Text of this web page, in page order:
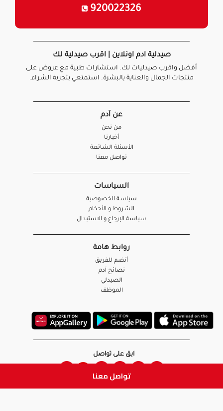
تواصل معنا
920022326
صيدلية ادم اونلاين | اقرب صيدلية لك
أفضل واقرب صيدليات لك. استشارات طبية مع عروض على
منتجات الجمال والعناية بالبشرة. استمتعي بتجربة الشراء.
عن آدم
من نحن
أخبارنا
الأسئلة الشائعة
تواصل معنا
السياسات
سياسة الخصوصية
الشروط و الأحكام
سياسة الإرجاع و الاستبدال
روابط هامة
أنضم للفريق
نصائح آدم
الصيدلي
الموظف
ابق على تواصل